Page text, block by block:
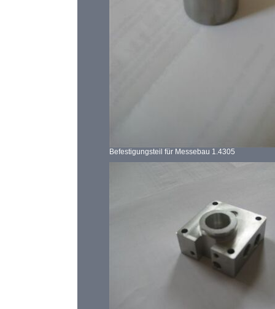
Befestigungsteil für Messebau 1.4305